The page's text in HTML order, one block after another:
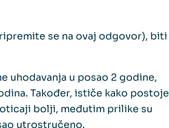
se na ovaj odgovor), biti
uhodavanja u posao 2 godine,
Također, ističe kako postoje
bolji, međutim prilike su
utrostručeno.